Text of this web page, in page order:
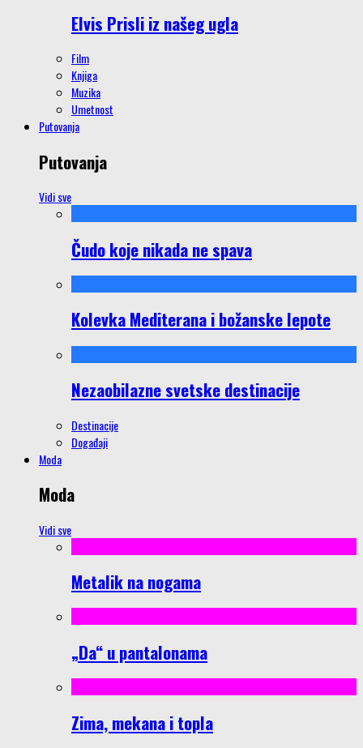
Elvis Prisli iz našeg ugla
Film
Knjiga
Muzika
Umetnost
Putovanja
Putovanja
Vidi sve
Čudo koje nikada ne spava
Kolevka Mediterana i božanske lepote
Nezaobilazne svetske destinacije
Destinacije
Događaji
Moda
Moda
Vidi sve
Metalik na nogama
„Da“ u pantalonama
Zima, mekana i topla